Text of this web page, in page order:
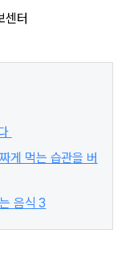
센터
게 먹는 습관을 버
음식 3